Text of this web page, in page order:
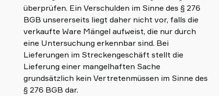
überprüfen. Ein Verschulden im Sinne des § 276
BGB unsererseits liegt daher nicht vor, falls die
verkaufte Ware Mängel aufweist, die nur durch
eine Untersuchung erkennbar sind. Bei
Lieferungen im Streckengeschäft stellt die
Lieferung einer mangelhaften Sache
grundsätzlich kein Vertretenmüssen im Sinne des
§ 276 BGB dar.